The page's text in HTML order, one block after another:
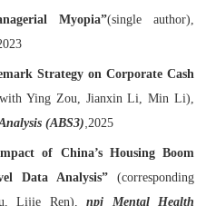
Myopia”(single author),
Strategy on Corporate Cash
with Ying Zou, Jianxin Li, Min Li),
(ABS3),2025
of China’s Housing Boom
Data Analysis” (corresponding
Lijie Ren),npj Mental Health